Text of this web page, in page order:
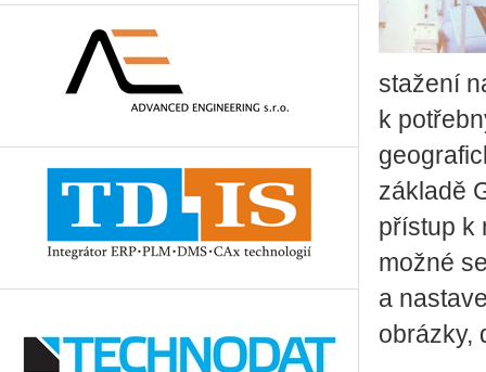
stažení
k
základě
přístup k
možné
a
obrázky,